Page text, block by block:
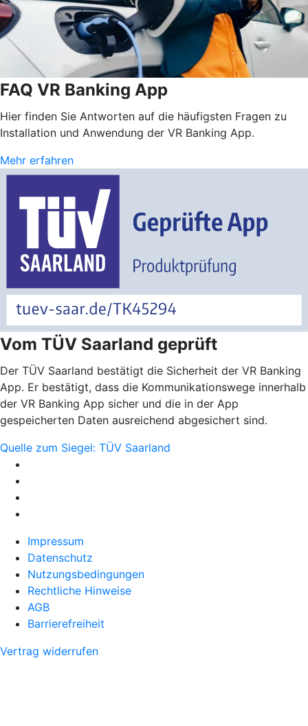
FAQ VR Banking App
Hier finden Sie Antworten auf die häufigsten Fragen zu
Installation und Anwendung der VR Banking App.
Mehr erfahren
Vom TÜV Saarland geprüft
Der TÜV Saarland bestätigt die Sicherheit der VR Banking
App. Er bestätigt, dass die Kommunikationswege innerhalb
der VR Banking App sicher und die in der App
gespeicherten Daten ausreichend abgesichert sind.
Quelle zum Siegel: TÜV Saarland
Impressum
Datenschutz
Nutzungsbedingungen
Rechtliche Hinweise
AGB
Barrierefreiheit
Vertrag widerrufen